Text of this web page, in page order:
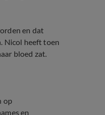
en dat
Nicol heeft toen
bloed zat.
op
en